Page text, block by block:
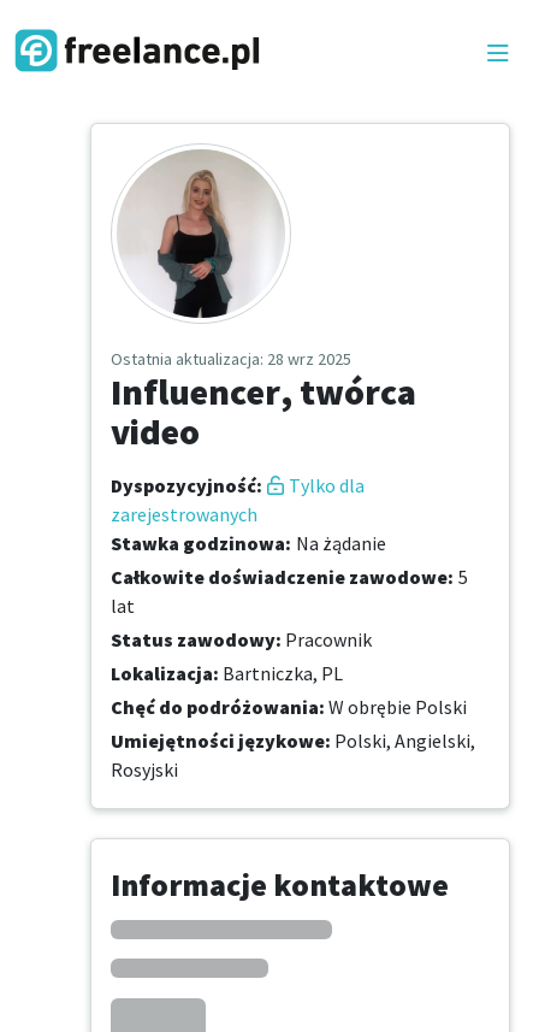
Ostatnia aktualizacja: 28 wrz 2025
Influencer, twórca
video
Dyspozycyjność:
Tylko dla
zarejestrowanych
Stawka godzinowa: Na żądanie
Całkowite doświadczenie zawodowe: 5
lat
Status zawodowy: Pracownik
Lokalizacja: Bartniczka, PL
Chęć do podróżowania: W obrębie Polski
Umiejętności językowe: Polski, Angielski,
Rosyjski
Informacje kontaktowe